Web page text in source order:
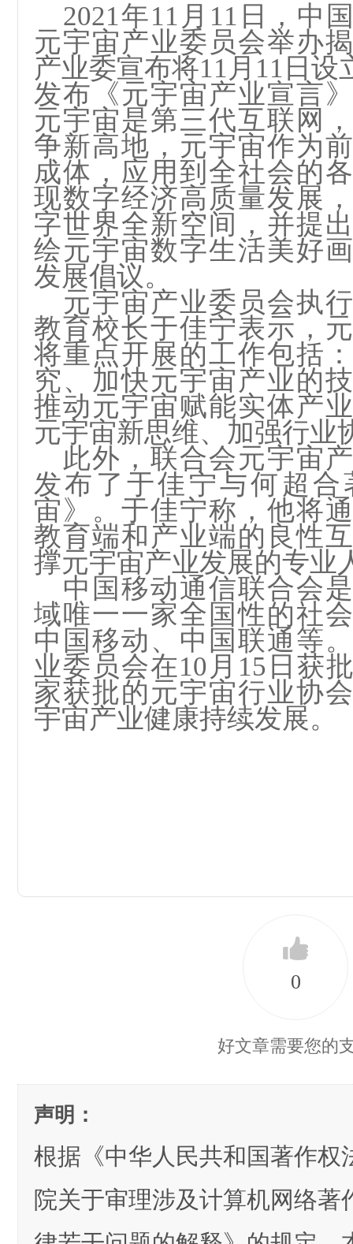
2021年11月11日，中
元宇宙产业委员会举办
产业委宣布将11月11日设
发布《元宇宙产业宣言
元宇宙是第三代互联网
争新高地，元宇宙作为
成体，应用到全社会的
现数字经济高质量发展
字世界全新空间，并提
绘元宇宙数字生活美好
发展倡议。
元宇宙产业委员会执
教育校长于佳宁表示，
将重点开展的工作包括
究、加快元宇宙产业的
推动元宇宙赋能实体产
元宇宙新思维、加强行业
此外，联合会元宇宙
发布了于佳宁与何超合
宙》。于佳宁称，他将
教育端和产业端的良性
撑元宇宙产业发展的专业
中国移动通信联合会
域唯一一家全国性的社
中国移动、中国联通等
业委员会在10月15日获
家获批的元宇宙行业协
宇宙产业健康持续发展。
0
好文章需要您的
声明：
根据《中华人民共和国著作权
院关于审理涉及计算机网络著